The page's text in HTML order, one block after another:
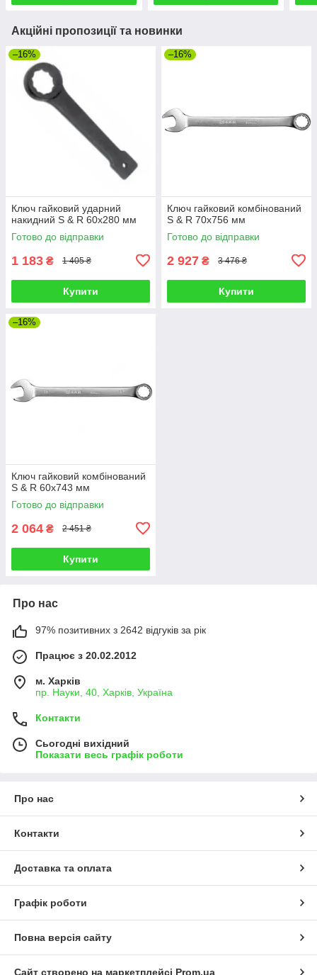
Акційні пропозиції та новинки
–16%
Ключ гайковий ударний
накидний S & R 60х280 мм
Готово до відправки
1 183 ₴ 1 405 ₴
Купити
–16%
Ключ гайковий комбінований
S & R 70х756 мм
Готово до відправки
2 927 ₴ 3 476 ₴
Купити
–16%
Ключ гайковий комбінований
S & R 60х743 мм
Готово до відправки
2 064 ₴ 2 451 ₴
Купити
Про нас
97% позитивних з 2642 відгуків за рік
Працює з 20.02.2012
м. Харків
пр. Науки, 40, Харків, Україна
Контакти
Сьогодні вихідний
Показати весь графік роботи
Про нас
Контакти
Доставка та оплата
Графік роботи
Повна версія сайту
Сайт створено на маркетплейсі Prom.ua